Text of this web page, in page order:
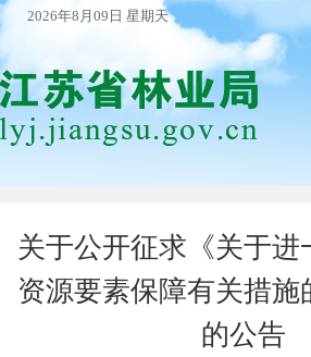
2026年8月09日 星期天
关于公开征求《关于进
资源要素保障有关措施
的公告